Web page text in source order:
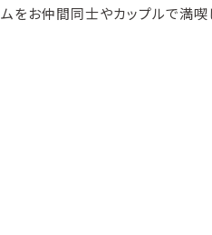
をお仲間同士やカップルで満喫